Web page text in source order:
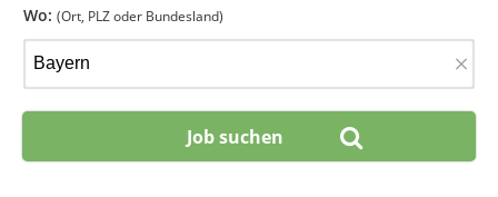
Wo: (Ort, PLZ oder Bundesland)
×